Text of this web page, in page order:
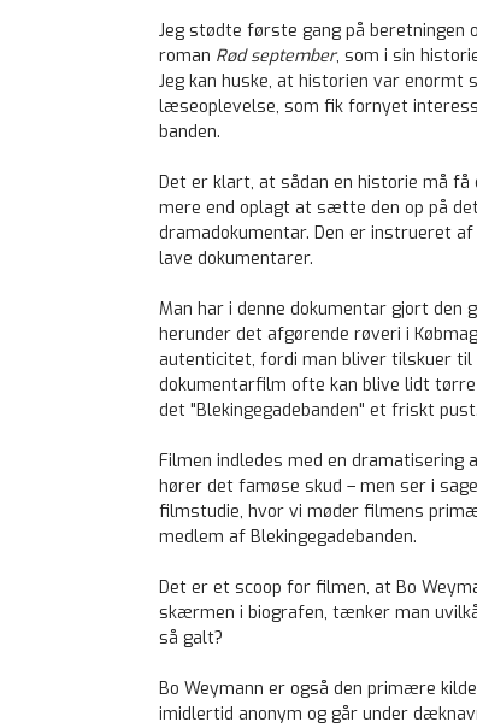
Jeg stødte første gang på beretningen
roman Rød september, som i sin
Jeg kan huske, at historien var
læseoplevelse, som fik fornyet
banden.
Det er klart, at sådan en historie må
mere end oplagt at sætte den op på
dramadokumentar. Den er instrueret
lave dokumentarer.
Man har i denne dokumentar gjort
herunder det afgørende røveri i
autenticitet, fordi man bliver tilskuer
dokumentarfilm ofte kan blive lidt
det "Blekingegadebanden" et friskt pust.
Filmen indledes med en
hører det famøse skud – men ser i
filmstudie, hvor vi møder filmens
medlem af Blekingegadebanden.
Det er et scoop for filmen, at Bo
skærmen i biografen, tænker man
så galt?
Bo Weymann er også den primære
imidlertid anonym og går under